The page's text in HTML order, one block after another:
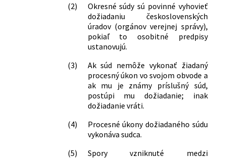
(2)
Okresné súdy sú povinné vyhovieť
dožiadaniu československých
úradov (orgánov verejnej správy),
pokiaľ to osobitné predpisy
ustanovujú.
(3)
Ak súd nemôže vykonať žiadaný
procesný úkon vo svojom obvode a
ak mu je známy príslušný súd,
postúpi mu dožiadanie; inak
dožiadanie vráti.
(4)
Procesné úkony dožiadaného súdu
vykonáva sudca.
(5)
Spory vzniknuté medzi